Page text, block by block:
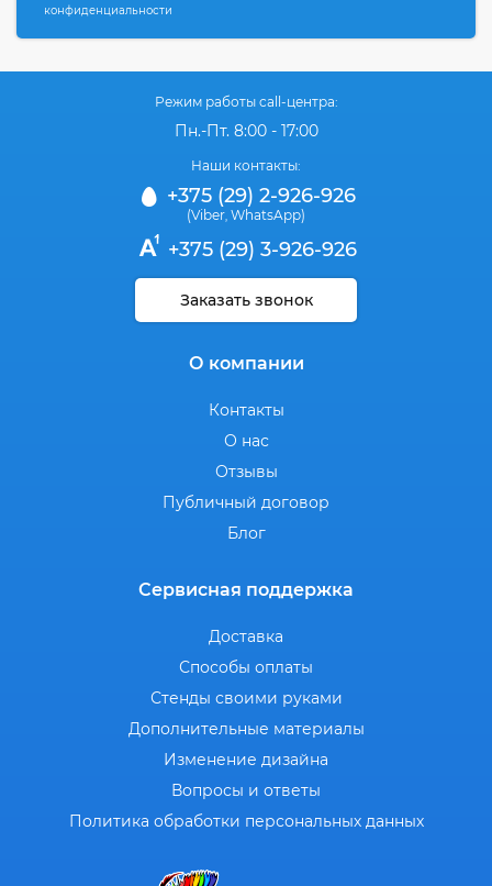
конфиденциальности
Режим работы call-центра:
Пн.-Пт. 8:00 - 17:00
Наши контакты:
+375 (29) 2-926-926
(Viber WhatsApp)
+375 (29) 3-926-926
Заказать звонок
О компании
Контакты
О нас
Отзывы
Публичный договор
Блог
Сервисная поддержка
Доставка
Способы оплаты
Стенды своими руками
Дополнительные материалы
Изменение дизайна
Вопросы и ответы
Политика обработки персональных данных